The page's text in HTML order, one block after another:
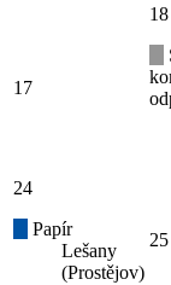
17
18
24
Papír
Lešany
(Prostějov)
25